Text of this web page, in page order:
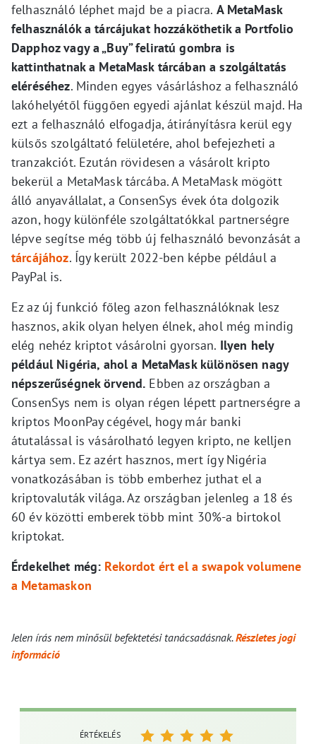
felhasználó léphet majd be a piacra. A MetaMask
felhasználók a tárcájukat hozzáköthetik a Portfolio
Dapphoz vagy a „Buy” feliratú gombra is
kattinthatnak a MetaMask tárcában a szolgáltatás
eléréséhez. Minden egyes vásárláshoz a felhasználó
lakóhelyétől függően egyedi ajánlat készül majd. Ha
ezt a felhasználó elfogadja, átirányításra kerül egy
külsős szolgáltató felületére, ahol befejezheti a
tranzakciót. Ezután rövidesen a vásárolt kripto
bekerül a MetaMask tárcába. A MetaMask mögött
álló anyavállalat, a ConsenSys évek óta dolgozik
azon, hogy különféle szolgáltatókkal partnerségre
lépve segítse még több új felhasználó bevonzását a
tárcájához. Így került 2022-ben képbe például a
PayPal is.
Ez az új funkció főleg azon felhasználóknak lesz
hasznos, akik olyan helyen élnek, ahol még mindig
elég nehéz kriptot vásárolni gyorsan. Ilyen hely
például Nigéria, ahol a MetaMask különösen nagy
népszerűségnek örvend. Ebben az országban a
ConsenSys nem is olyan régen lépett partnerségre a
kriptos MoonPay cégével, hogy már banki
átutalással is vásárolható legyen kripto, ne kelljen
kártya sem. Ez azért hasznos, mert így Nigéria
vonatkozásában is több emberhez juthat el a
kriptovaluták világa. Az országban jelenleg a 18 és
60 év közötti emberek több mint 30%-a birtokol
kriptokat.
Érdekelhet még: Rekordot ért el a swapok volumene
a Metamaskon
Jelen írás nem minősül befektetési tanácsadásnak.Részletes jogi
információ
ÉRTÉKELÉS